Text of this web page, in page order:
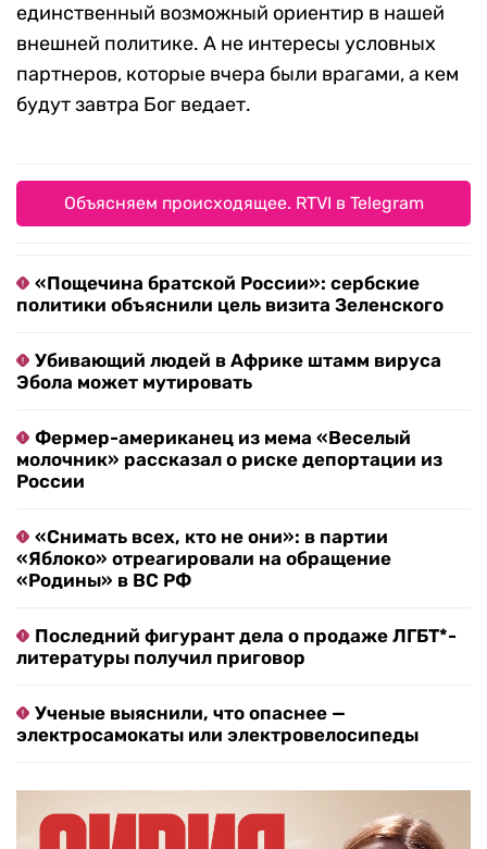
единственный возможный ориентир в нашей
внешней политике. А не интересы условных
партнеров, которые вчера были врагами, а кем
будут завтра Бог ведает.
Объясняем происходящее. RTVI в Telegram
«Пощечина братской России»: сербские
политики объяснили цель визита Зеленского
Убивающий людей в Африке штамм вируса
Эбола может мутировать
Фермер-американец из мема «Веселый
молочник» рассказал о риске депортации из
России
«Снимать всех, кто не они»: в партии
«Яблоко» отреагировали на обращение
«Родины» в ВС РФ
Последний фигурант дела о продаже ЛГБТ*-
литературы получил приговор
Ученые выяснили, что опаснее —
электросамокаты или электровелосипеды